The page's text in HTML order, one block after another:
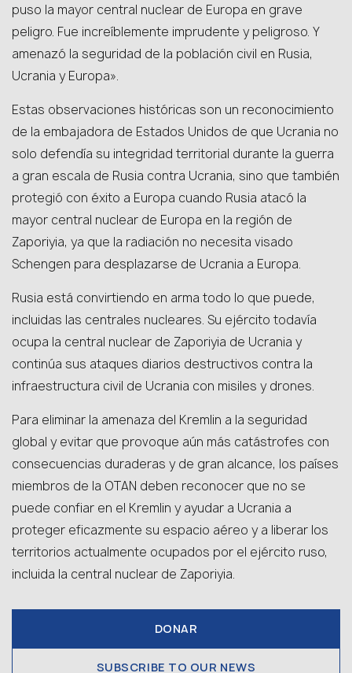
puso la mayor central nuclear de Europa en grave
peligro. Fue increíblemente imprudente y peligroso. Y
amenazó la seguridad de la población civil en Rusia,
Ucrania y Europa».
Estas observaciones históricas son un reconocimiento
de la embajadora de Estados Unidos de que Ucrania no
solo defendía su integridad territorial durante la guerra
a gran escala de Rusia contra Ucrania, sino que también
protegió con éxito a Europa cuando Rusia atacó la
mayor central nuclear de Europa en la región de
Zaporiyia, ya que la radiación no necesita visado
Schengen para desplazarse de Ucrania a Europa.
Rusia está convirtiendo en arma todo lo que puede,
incluidas las centrales nucleares. Su ejército todavía
ocupa la central nuclear de Zaporiyia de Ucrania y
continúa sus ataques diarios destructivos contra la
infraestructura civil de Ucrania con misiles y drones.
Para eliminar la amenaza del Kremlin a la seguridad
global y evitar que provoque aún más catástrofes con
consecuencias duraderas y de gran alcance, los países
miembros de la OTAN deben reconocer que no se
puede confiar en el Kremlin y ayudar a Ucrania a
proteger eficazmente su espacio aéreo y a liberar los
territorios actualmente ocupados por el ejército ruso,
incluida la central nuclear de Zaporiyia.
DONAR
SUBSCRIBE TO OUR NEWS